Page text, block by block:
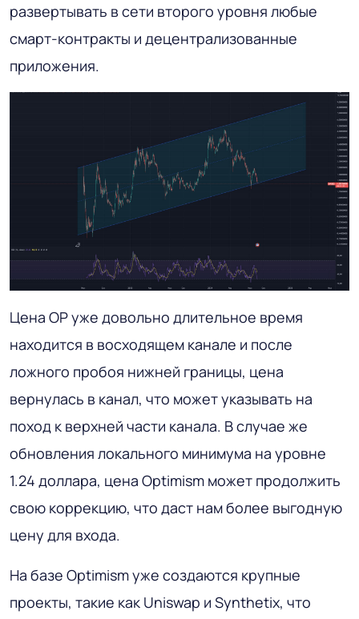
развертывать в сети второго уровня любые
смарт-контракты и децентрализованные
приложения.
Цена OP уже довольно длительное время
находится в восходящем канале и после
ложного пробоя нижней границы, цена
вернулась в канал, что может указывать на
поход к верхней части канала. В случае же
обновления локального минимума на уровне
1.24 доллара, цена Optimism может продолжить
свою коррекцию, что даст нам более выгодную
цену для входа.
На базе Optimism уже создаются крупные
проекты, такие как Uniswap и Synthetix, что